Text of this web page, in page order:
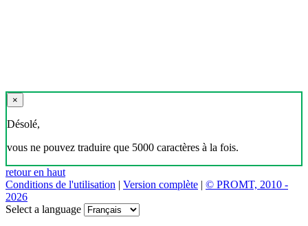
×
Désolé,
vous ne pouvez traduire que 5000 caractères à la fois.
retour en haut
Conditions de l'utilisation | Version complète | © PROMT, 2010 -
2026
Select a language